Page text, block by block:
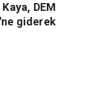
DEM
giderek